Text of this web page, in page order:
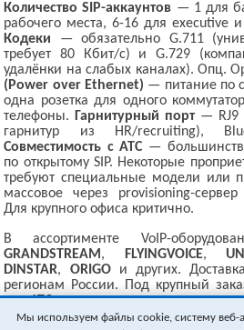
Количество SIP-аккаунтов — 1 для
рабочего места, 6-16 для executive
Кодеки — обязательно G.711
требует 80 Кбит/с) и G.729
удалёнки на слабых каналах). Опц.
(Power over Ethernet) — питание по
одна розетка для одного
телефоны.
Гарнитурный порт— RJ9
гарнитур из HR/recruiting),
Совместимость с АТС —
по открытому SIP. Некоторые
требуют специальные модели или
массовое через provisioning-сервер
Для крупного офиса критично.
В ассортименте VoIP-
GRANDSTREAM , FLYINGVOICE,
DINSTAR, ORIGOи других.
регионам России. Под крупный
под АТС.
Мы используем файлы cookie, систему веб-